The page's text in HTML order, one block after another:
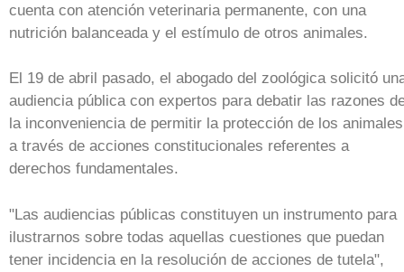
cuenta con atención veterinaria permanente, con una
nutrición balanceada y el estímulo de otros animales.
El 19 de abril pasado, el abogado del zoológica solicitó
audiencia pública con expertos para debatir las razones
la inconveniencia de permitir la protección de los animales
a través de acciones constitucionales referentes a
derechos fundamentales.
"Las audiencias públicas constituyen un instrumento para
ilustrarnos sobre todas aquellas cuestiones que puedan
tener incidencia en la resolución de acciones de tutela",